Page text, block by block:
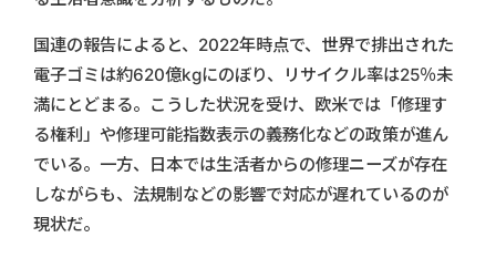
国連の報告によると、2022年時点で、世界で排出された
電子ゴミは約620億kgにのぼり、リサイクル率は25％未
満にとどまる。こうした状況を受け、欧米では「修理す
る権利」や修理可能指数表示の義務化などの政策が進ん
でいる。一方、日本では生活者からの修理ニーズが存在
しながらも、法規制などの影響で対応が遅れているのが
現状だ。